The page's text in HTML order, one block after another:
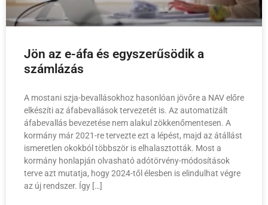
Jön az e-áfa és egyszerűsödik a
számlázás
A mostani szja-bevallásokhoz hasonlóan jövőre a NAV előre
elkészíti az áfabevallások tervezetét is. Az automatizált
áfabevallás bevezetése nem alakul zökkenőmentesen. A
kormány már 2021-re tervezte ezt a lépést, majd az átállást
ismeretlen okokból többször is elhalasztották. Most a
kormány honlapján olvasható adótörvény-módosítások
terve azt mutatja, hogy 2024-től élesben is elindulhat végre
az új rendszer. Így […]